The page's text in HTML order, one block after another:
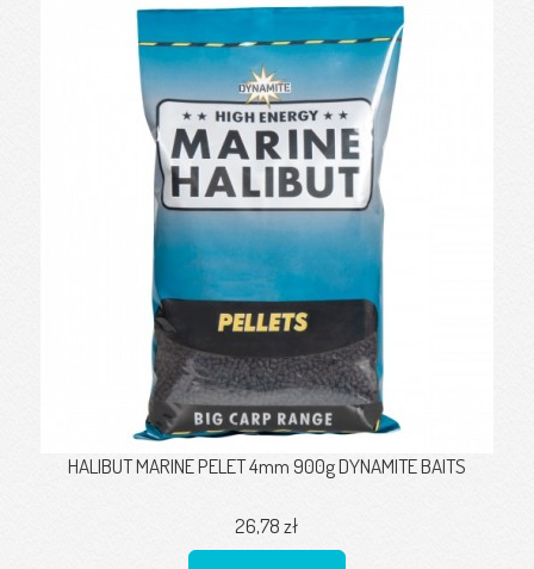
HALIBUT MARINE PELET 4mm 900g DYNAMITE BAITS
26,78 zł